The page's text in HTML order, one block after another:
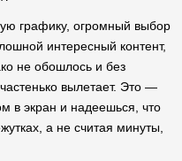
графику, огромный выбор
интересный контент,
не обошлось и без
вылетает. Это —
в экран и надеешься, что
а не считая минуты,